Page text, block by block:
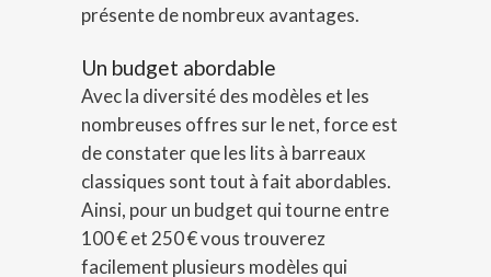
présente de nombreux avantages.
Un budget abordable
Avec la diversité des modèles et les
nombreuses offres sur le net, force est
de constater que les lits à barreaux
classiques sont tout à fait abordables.
Ainsi, pour un budget qui tourne entre
100 € et 250 € vous trouverez
facilement plusieurs modèles qui